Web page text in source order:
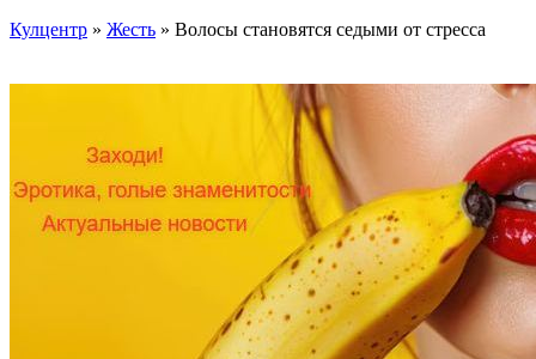
Кулцентр » Жесть » Волосы становятся седыми от стресса